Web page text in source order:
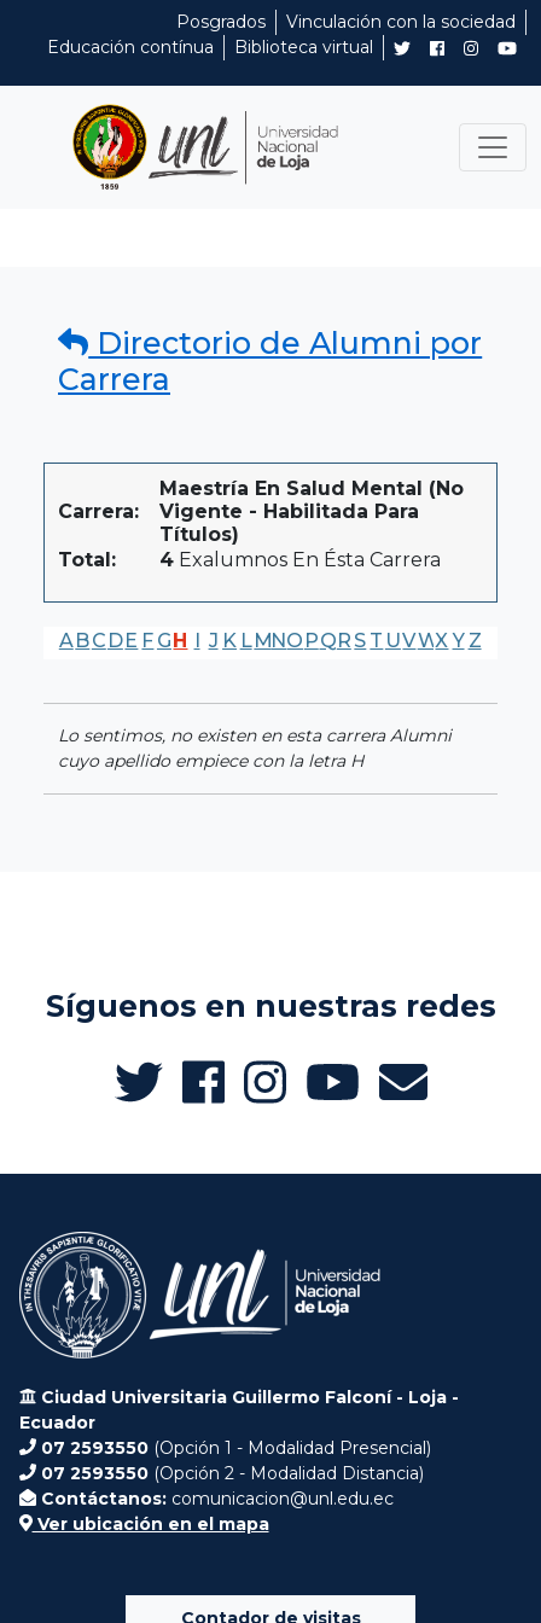
Posgrados
Vinculación con la sociedad
Educación contínua
Biblioteca virtual
Directorio de Alumni por
Carrera
Carrera:
Maestría En Salud Mental (No
Vigente - Habilitada Para
Títulos)
Total:
4 Exalumnos En Ésta Carrera
A BC DE F GH I J K LMNO PQR S T UVWX Y Z
Lo sentimos, no existen en esta carrera Alumni
cuyo apellido empiece con la letra H
Síguenos en nuestras redes
Ciudad Universitaria Guillermo Falconí - Loja -
Ecuador
07 2593550 (Opción 1 - Modalidad Presencial)
07 2593550 (Opción 2 - Modalidad Distancia)
Contáctanos: comunicacion@unl.edu.ec
Ver ubicación en el mapa
Contador de visitas